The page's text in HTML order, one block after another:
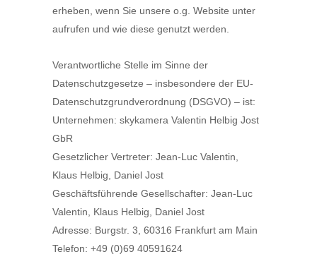
erheben, wenn Sie unsere o.g. Website unter
aufrufen und wie diese genutzt werden.
Verantwortliche Stelle im Sinne der
Datenschutzgesetze – insbesondere der EU-
Datenschutzgrundverordnung (DSGVO) – ist:
Unternehmen: skykamera Valentin Helbig Jost
GbR
Gesetzlicher Vertreter: Jean-Luc Valentin,
Klaus Helbig, Daniel Jost
Geschäftsführende Gesellschafter: Jean-Luc
Valentin, Klaus Helbig, Daniel Jost
Adresse: Burgstr. 3, 60316 Frankfurt am Main
Telefon: +49 (0)69 40591624